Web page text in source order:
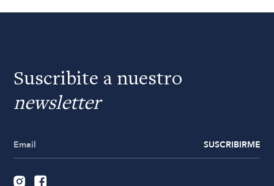
Suscribite a nuestro
newsletter
SUSCRIBIRME